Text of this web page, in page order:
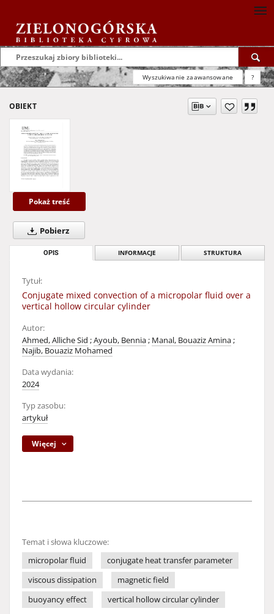
Wyszukiwanie zaawansowane ?
OBIEKT
Pokaż treść
Pobierz
OPIS INFORMACJE STRUKTURA
Tytuł:
Conjugate mixed convection of a micropolar fluid over a
vertical hollow circular cylinder
Autor:
Ahmed, Alliche Sid ;Ayoub, Bennia; Manal, Bouaziz Amina;
Najib, Bouaziz Mohamed
Data wydania:
2024
Typ zasobu:
artykuł
Więcej
Temat i słowa kluczowe:
micropolar fluid
conjugate heat transfer parameter
viscous dissipation
magnetic field
buoyancy effect
vertical hollow circular cylinder